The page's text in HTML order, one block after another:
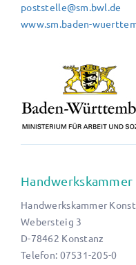
poststelle@sm.bwl.de
www.sm.baden-
Handwerkskammer
Handwerkskammer
Webersteig 3
D-78462 Konstanz
Telefon: 07531-205-0